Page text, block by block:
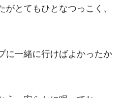
とてもひとなつっこく、
に一緒に行けばよかったか